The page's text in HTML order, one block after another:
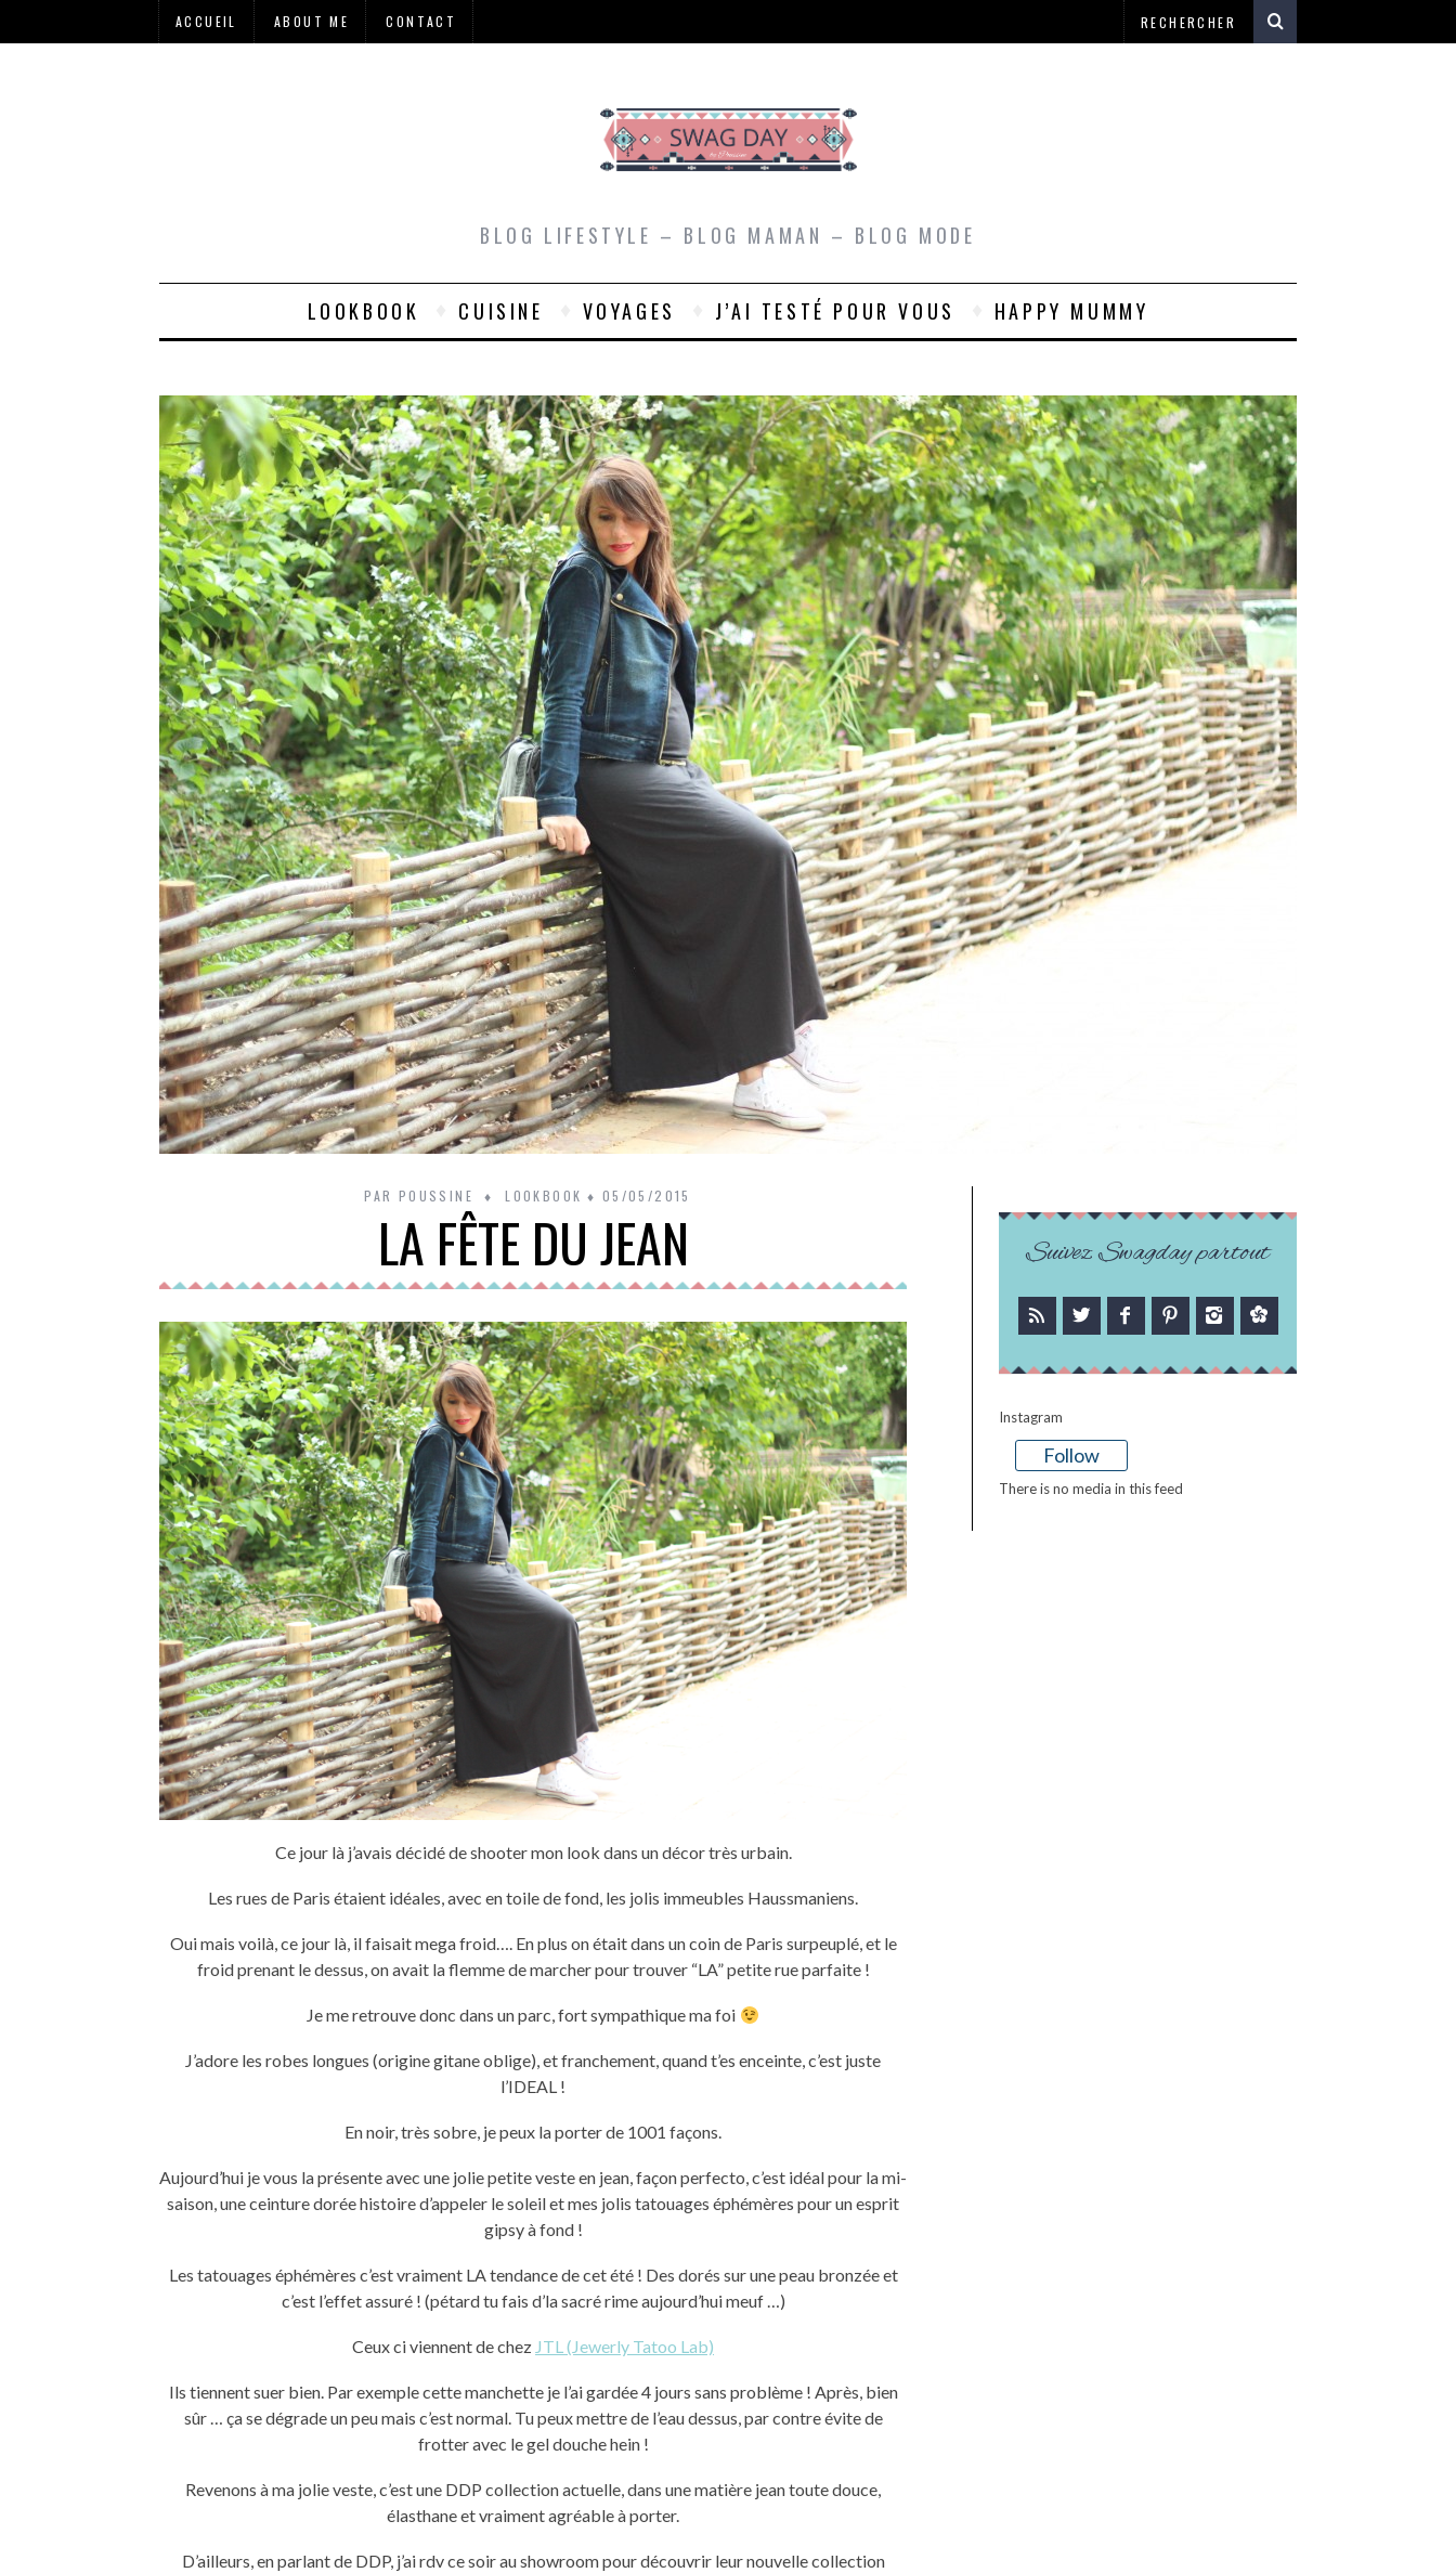
ACCUEIL ABOUT ME CONTACT
BLOG LIFESTYLE – BLOG MAMAN – BLOG MODE
LOOKBOOK CUISINE VOYAGES J’AI TESTÉ POUR VOUS HAPPY MUMMY
PAR POUSSINE LOOKBOOK 05/05/2015
LA FÊTE DU JEAN
Ce jour là j’avais décidé de shooter mon look dans un décor très urbain.
Les rues de Paris étaient idéales, avec en toile de fond, les jolis immeubles Haussmaniens.
Oui mais voilà, ce jour là, il faisait mega froid…. En plus on était dans un coin de Paris surpeuplé, et le
froid prenant le dessus, on avait la flemme de marcher pour trouver “LA” petite rue parfaite !
Je me retrouve donc dans un parc, fort sympathique ma foi
J’adore les robes longues (origine gitane oblige), et franchement, quand t’es enceinte, c’est juste
l’IDEAL !
En noir, très sobre, je peux la porter de 1001 façons.
Aujourd’hui je vous la présente avec une jolie petite veste en jean, façon perfecto, c’est idéal pour la mi-
saison, une ceinture dorée histoire d’appeler le soleil et mes jolis tatouages éphémères pour un esprit
gipsy à fond !
Les tatouages éphémères c’est vraiment LA tendance de cet été ! Des dorés sur une peau bronzée et
c’est l’effet assuré ! (pétard tu fais d’la sacré rime aujourd’hui meuf …)
Ceux ci viennent de chez JTL (Jewerly Tatoo Lab)
Ils tiennent suer bien. Par exemple cette manchette je l’ai gardée 4 jours sans problème ! Après, bien
sûr … ça se dégrade un peu mais c’est normal. Tu peux mettre de l’eau dessus, par contre évite de
frotter avec le gel douche hein !
Revenons à ma jolie veste, c’est une DDP collection actuelle, dans une matière jean toute douce,
élasthane et vraiment agréable à porter.
D’ailleurs, en parlant de DDP, j’ai rdv ce soir au showroom pour découvrir leur nouvelle collection
Suivez Swagday partout
Instagram
Follow
There is no media in this feed